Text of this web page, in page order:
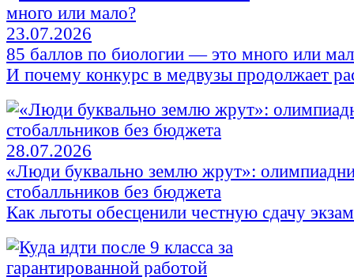
23.07.2026
85 баллов по биологии — это много или
И почему конкурс в медвузы продолжает
28.07.2026
«Люди буквально землю жрут»:
стобалльников без бюджета
Как льготы обесценили честную сдачу